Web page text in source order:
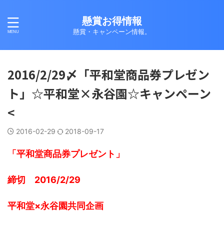
懸賞お得情報
懸賞・キャンペーン情報。
2016/2/29〆「平和堂商品券プレゼン
ト」☆平和堂×永谷園☆キャンペーン
<
2016-02-29 2018-09-17
「平和堂商品券プレゼント」
締切 2016/2/29
平和堂×永谷園共同企画